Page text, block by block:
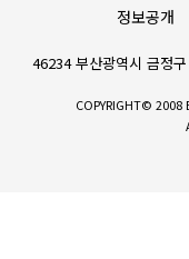
정보공개
46234 부산광역시 금정
COPYRIGHT© 2008